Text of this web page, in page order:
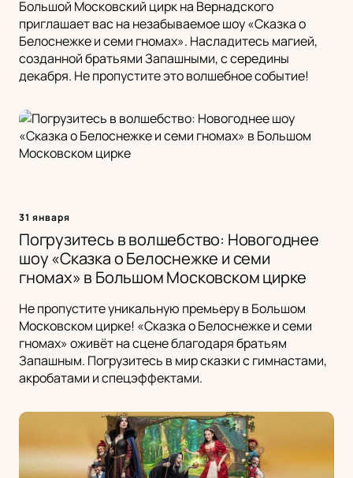
Большой Московский цирк на Вернадского
приглашает вас на незабываемое шоу «Сказка о
Белоснежке и семи гномах». Насладитесь магией,
созданной братьями Запашными, с середины
декабря. Не пропустите это волшебное событие!
31 января
Погрузитесь в волшебство: Новогоднее
шоу «Сказка о Белоснежке и семи
гномах» в Большом Московском цирке
Не пропустите уникальную премьеру в Большом
Московском цирке! «Сказка о Белоснежке и семи
гномах» оживёт на сцене благодаря братьям
Запашным. Погрузитесь в мир сказки с гимнастами,
акробатами и спецэффектами.